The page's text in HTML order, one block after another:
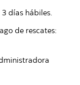
3 días hábiles.
de rescates: